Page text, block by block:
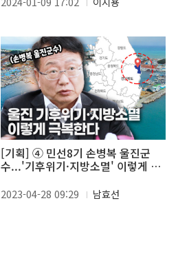
[기획] ④ 민선8기 손병복 울진군
수...'기후위기·지방소멸' 이렇게 극
2023-04-28 09:29 남효선